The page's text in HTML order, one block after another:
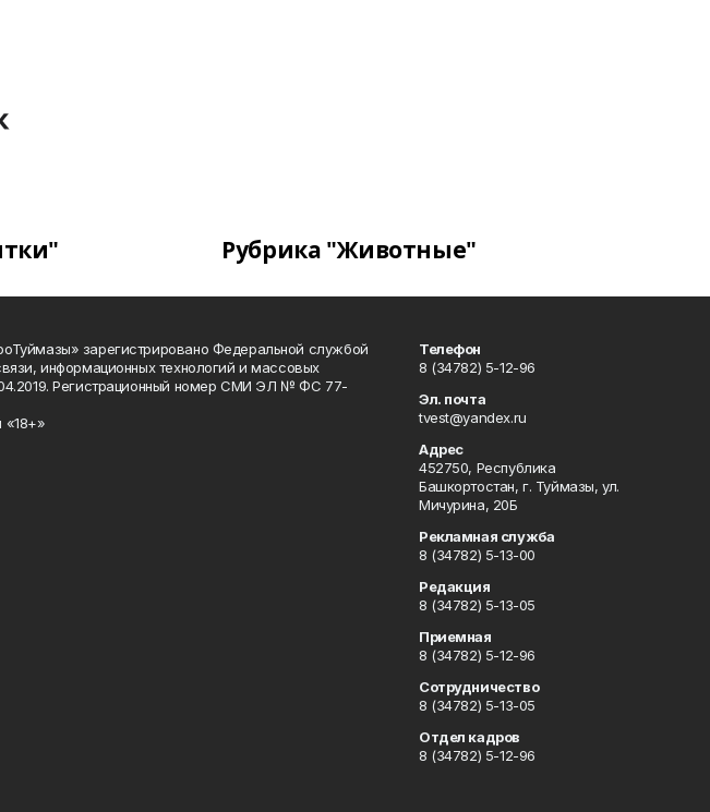
Рубрика "Животные"
зарегистрировано Федеральной службой
информационных технологий и массовых
Регистрационный номер СМИ ЭЛ № ФС 77-
«18+»
Телефон
8 (34782) 5-12-96
Эл. почта
tvest@yandex.ru
Адрес
452750, Республика
Башкортостан, г. Туймазы, ул.
Мичурина, 20Б
Рекламная служба
8 (34782) 5-13-00
Редакция
8 (34782) 5-13-05
Приемная
8 (34782) 5-12-96
Сотрудничество
8 (34782) 5-13-05
Отдел кадров
8 (34782) 5-12-96